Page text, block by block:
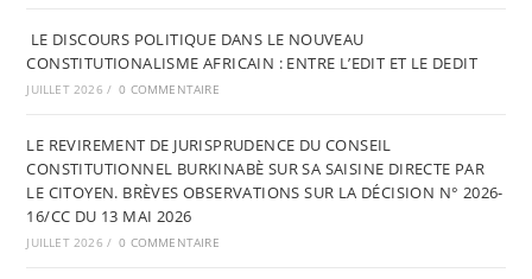
LE DISCOURS POLITIQUE DANS LE NOUVEAU
CONSTITUTIONALISME AFRICAIN : ENTRE L’EDIT ET LE DEDIT
JUILLET 2026 / 0 COMMENTAIRE
LE REVIREMENT DE JURISPRUDENCE DU CONSEIL
CONSTITUTIONNEL BURKINABÈ SUR SA SAISINE DIRECTE PAR
LE CITOYEN. BRÈVES OBSERVATIONS SUR LA DÉCISION N° 2026-
16/CC DU 13 MAI 2026
JUILLET 2026 / 0 COMMENTAIRE